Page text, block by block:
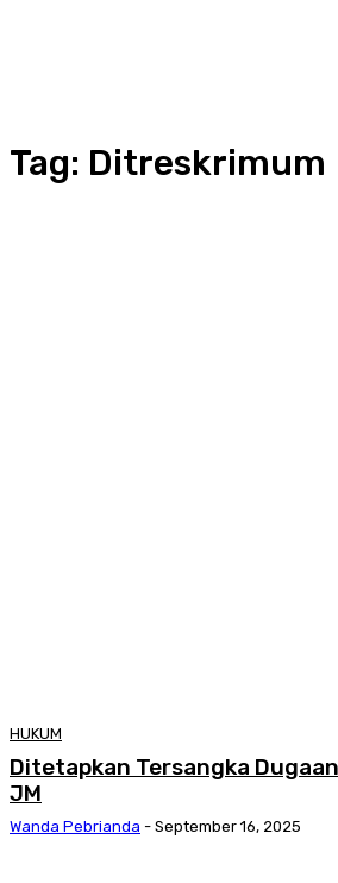
Tag: Ditreskrimum
HUKUM
Ditetapkan Tersangka
JM
Wanda Pebrianda - September 16, 2025